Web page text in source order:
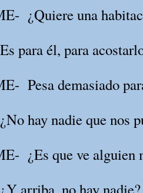
¿Quiere una
Es para él, para
Pesa demasiado
¿No hay nadie que nos
¿Es que ve alguien
¿Y arriba, no hay nadie?